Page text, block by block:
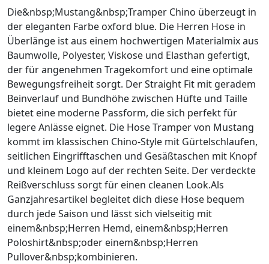
Die&nbsp;Mustang&nbsp;Tramper Chino überzeugt in
der eleganten Farbe oxford blue. Die Herren Hose in
Überlänge ist aus einem hochwertigen Materialmix aus
Baumwolle, Polyester, Viskose und Elasthan gefertigt,
der für angenehmen Tragekomfort und eine optimale
Bewegungsfreiheit sorgt. Der Straight Fit mit geradem
Beinverlauf und Bundhöhe zwischen Hüfte und Taille
bietet eine moderne Passform, die sich perfekt für
legere Anlässe eignet. Die Hose Tramper von Mustang
kommt im klassischen Chino-Style mit Gürtelschlaufen,
seitlichen Eingrifftaschen und Gesäßtaschen mit Knopf
und kleinem Logo auf der rechten Seite. Der verdeckte
Reißverschluss sorgt für einen cleanen Look.Als
Ganzjahresartikel begleitet dich diese Hose bequem
durch jede Saison und lässt sich vielseitig mit
einem&nbsp;Herren Hemd, einem&nbsp;Herren
Poloshirt&nbsp;oder einem&nbsp;Herren
Pullover&nbsp;kombinieren.